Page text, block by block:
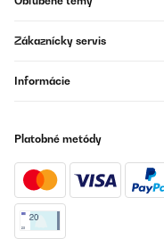
Zákaznícky servis
Informácie
Platobné metódy